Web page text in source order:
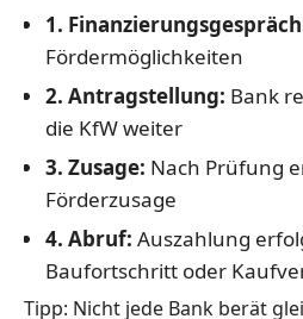
1.
Fördermöglichkeiten
2. Antragstellung: Bank
die KfW weiter
3. Zusage: Nach Prüfung
Förderzusage
4. Abruf: Auszahlung
Baufortschritt oder
Tipp: Nicht jede Bank berät